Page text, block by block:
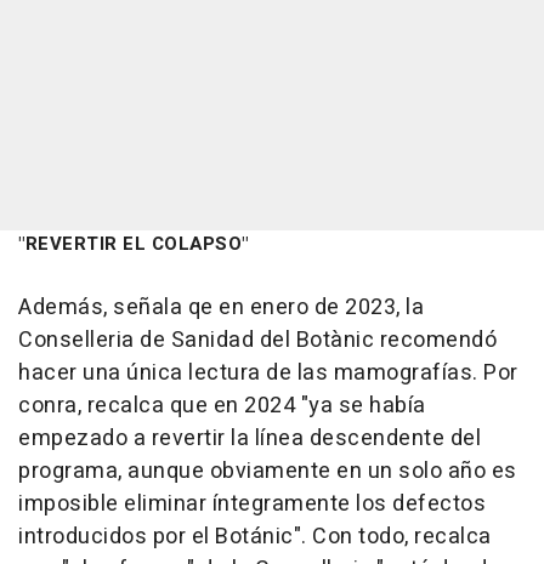
"REVERTIR EL COLAPSO"
Además, señala qe en enero de 2023, la
Conselleria de Sanidad del Botànic recomendó
hacer una única lectura de las mamografías. Por
conra, recalca que en 2024 "ya se había
empezado a revertir la línea descendente del
programa, aunque obviamente en un solo año es
imposible eliminar íntegramente los defectos
introducidos por el Botánic". Con todo, recalca